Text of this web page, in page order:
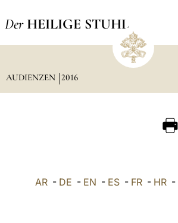
Der HEILIGE STUHL
AUDIENZEN 2016
AR- DE - EN - ES- FR- HR-